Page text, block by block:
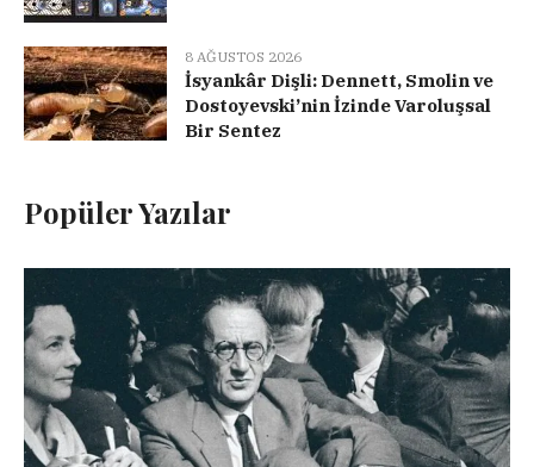
8 AĞUSTOS 2026
İsyankâr Dişli: Dennett, Smolin ve
Dostoyevski’nin İzinde Varoluşsal
Bir Sentez
Popüler Yazılar